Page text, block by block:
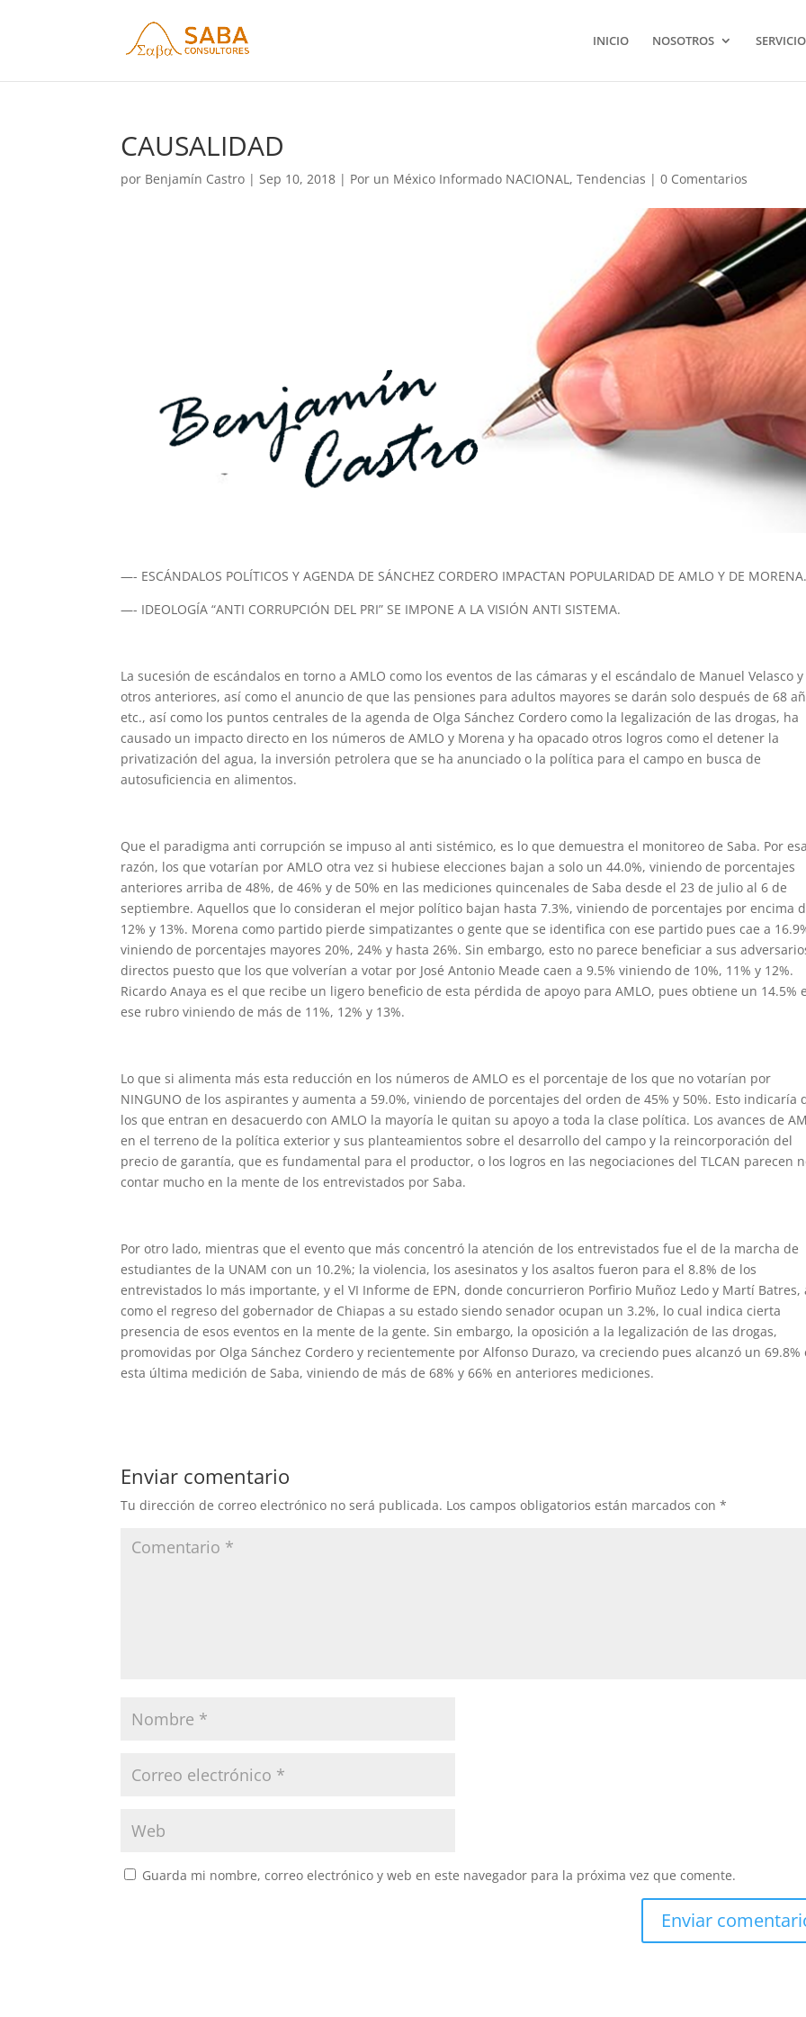
INICIO NOSOTROS
CAUSALIDAD
por Benjamín Castro |Sep 10, 2018 | Por un México Informado NACIONAL,Tendencias |0 Comentarios
—- ESCÁNDALOS POLÍTICOS Y AGENDA DE SÁNCHEZ CORDERO IMPACTAN POPULARIDAD DE AMLO Y DE MORENA.
—- IDEOLOGÍA “ANTI CORRUPCIÓN DEL PRI” SE IMPONE A LA VISIÓN ANTI SISTEMA.
La sucesión de escándalos en torno a AMLO como los eventos de las cámaras y el escándalo de Manuel Velasco y
otros anteriores, así como el anuncio de que las pensiones para adultos mayores se darán solo después de 68
etc., así como los puntos centrales de la agenda de Olga Sánchez Cordero como la legalización de las drogas, ha
causado un impacto directo en los números de AMLO y Morena y ha opacado otros logros como el detener la
privatización del agua, la inversión petrolera que se ha anunciado o la política para el campo en busca de
autosuficiencia en alimentos.
Que el paradigma anti corrupción se impuso al anti sistémico, es lo que demuestra el monitoreo de Saba. Por esa
razón, los que votarían por AMLO otra vez si hubiese elecciones bajan a solo un 44.0%, viniendo de porcentajes
anteriores arriba de 48%, de 46% y de 50% en las mediciones quincenales de Saba desde el 23 de julio al 6 de
septiembre. Aquellos que lo consideran el mejor político bajan hasta 7.3%, viniendo de porcentajes por encima
12% y 13%. Morena como partido pierde simpatizantes o gente que se identifica con ese partido pues cae a
viniendo de porcentajes mayores 20%, 24% y hasta 26%. Sin embargo, esto no parece beneficiar a sus
directos puesto que los que volverían a votar por José Antonio Meade caen a 9.5% viniendo de 10%, 11% y 12%.
Ricardo Anaya es el que recibe un ligero beneficio de esta pérdida de apoyo para AMLO, pues obtiene un 14.5%
ese rubro viniendo de más de 11%, 12% y 13%.
Lo que si alimenta más esta reducción en los números de AMLO es el porcentaje de los que no votarían por
NINGUNO de los aspirantes y aumenta a 59.0%, viniendo de porcentajes del orden de 45% y 50%. Esto indicaría
los que entran en desacuerdo con AMLO la mayoría le quitan su apoyo a toda la clase política. Los avances de
en el terreno de la política exterior y sus planteamientos sobre el desarrollo del campo y la reincorporación del
precio de garantía, que es fundamental para el productor, o los logros en las negociaciones del TLCAN parecen
contar mucho en la mente de los entrevistados por Saba.
Por otro lado, mientras que el evento que más concentró la atención de los entrevistados fue el de la marcha de
estudiantes de la UNAM con un 10.2%; la violencia, los asesinatos y los asaltos fueron para el 8.8% de los
entrevistados lo más importante, y el VI Informe de EPN, donde concurrieron Porfirio Muñoz Ledo y Martí Batres,
como el regreso del gobernador de Chiapas a su estado siendo senador ocupan un 3.2%, lo cual indica cierta
presencia de esos eventos en la mente de la gente. Sin embargo, la oposición a la legalización de las drogas,
promovidas por Olga Sánchez Cordero y recientemente por Alfonso Durazo, va creciendo pues alcanzó un 69.8%
esta última medición de Saba, viniendo de más de 68% y 66% en anteriores mediciones.
Enviar comentario
Tu dirección de correo electrónico no será publicada. Los campos obligatorios están marcados con*
Guarda mi nombre, correo electrónico y web en este navegador para la próxima vez que comente.